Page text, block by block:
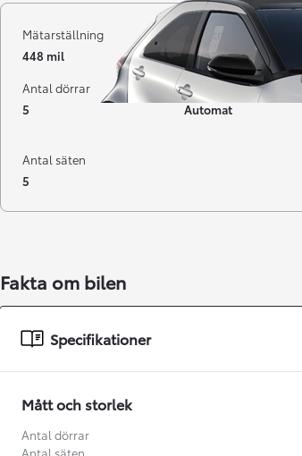
Från 2 349 kr/mån
Easy Billån
BENSIN
Mätarställning
448 mil
Registrerad
03-2026
Antal dörrar
5
Växellåda
Automat
Antal säten
5
Fakta om bilen
Specifikationer
Mått och storlek
Antal dörrar
Antal säten